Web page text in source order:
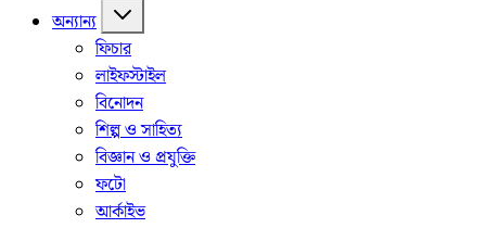
অন্যান্য
ফিচার
লাইফস্টাইল
বিনোদন
শিল্প ও সাহিত্য
বিজ্ঞান ও প্রযুক্তি
ফটো
আর্কাইভ